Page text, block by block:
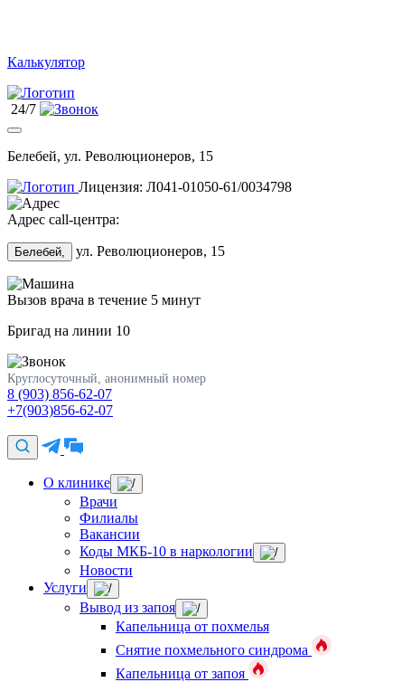
Калькулятор
24/7
Белебей, ул. Революционеров, 15
Лицензия: Л041-01050-61/0034798
Адрес call-центра:
Белебей, ул. Революционеров, 15
Вызов врача в течение 5 минут
Бригад на линии 10
Круглосуточный, анонимный номер
8 (903) 856-62-07
+7(903)856-62-07
О клинике
Врачи
Филиалы
Вакансии
Коды МКБ-10 в наркологии
Новости
Услуги
Вывод из запоя
Капельница от похмелья
Снятие похмельного синдрома
Капельница от запоя